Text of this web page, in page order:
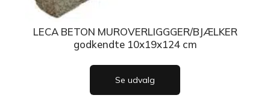
LECA BETON MUROVERLIGGGER/BJÆLKER
godkendte 10x19x124 cm
Se udvalg